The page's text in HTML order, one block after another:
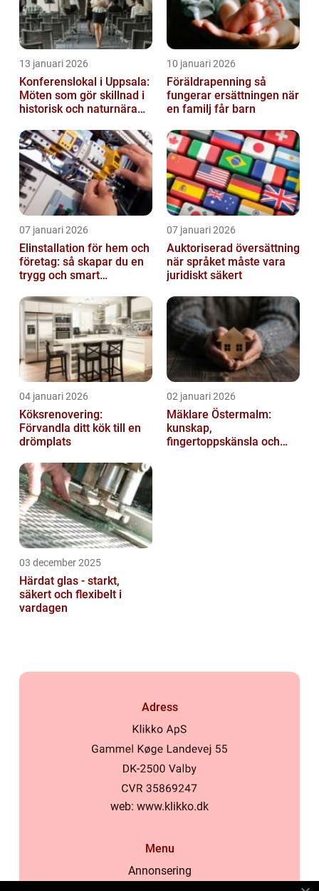
13 januari 2026
Konferenslokal i Uppsala:
Möten som gör skillnad i
historisk och naturnära
10 januari 2026
Föräldrapenning så
fungerar ersättningen när
en familj får barn
07 januari 2026
Elinstallation för hem och
företag: så skapar du en
trygg och smart
07 januari 2026
Auktoriserad översättning
när språket måste vara
juridiskt säkert
04 januari 2026
Köksrenovering:
Förvandla ditt kök till en
drömplats
02 januari 2026
Mäklare Östermalm:
kunskap,
fingertoppskänsla och
03 december 2025
Härdat glas - starkt,
säkert och flexibelt i
vardagen
Adress
web: www.klikko.dk
Menu
Annonsering